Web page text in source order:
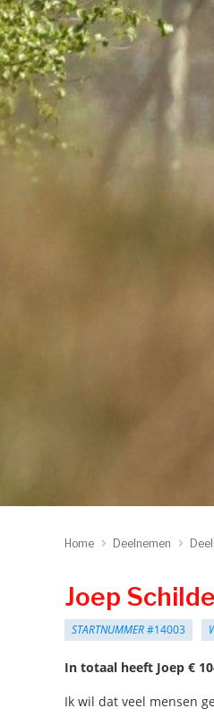
Home Deelnemen
Joep
STARTNUMMER#14003
In totaal heeft Joep €
Ik wil dat veel mensen